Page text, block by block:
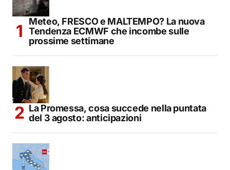
Meteo, FRESCO e MALTEMPO? La nuova
Tendenza ECMWF che incombe sulle
prossime settimane
La Promessa, cosa succede nella puntata
del 3 agosto: anticipazioni